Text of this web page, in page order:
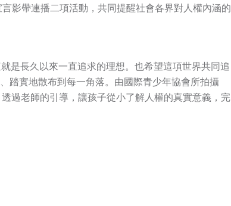
影帶連播二項活動，共同提醒社會各界對人權內涵的
長久以來一直追求的理想。也希望這項世界共同追
踏實地散布到每一角落。由國際青少年協會所拍攝
過老師的引導，讓孩子從小了解人權的真實意義，完